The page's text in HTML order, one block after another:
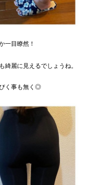
一目瞭然！
綺麗に見えるでしょうね。
く事も無く◎